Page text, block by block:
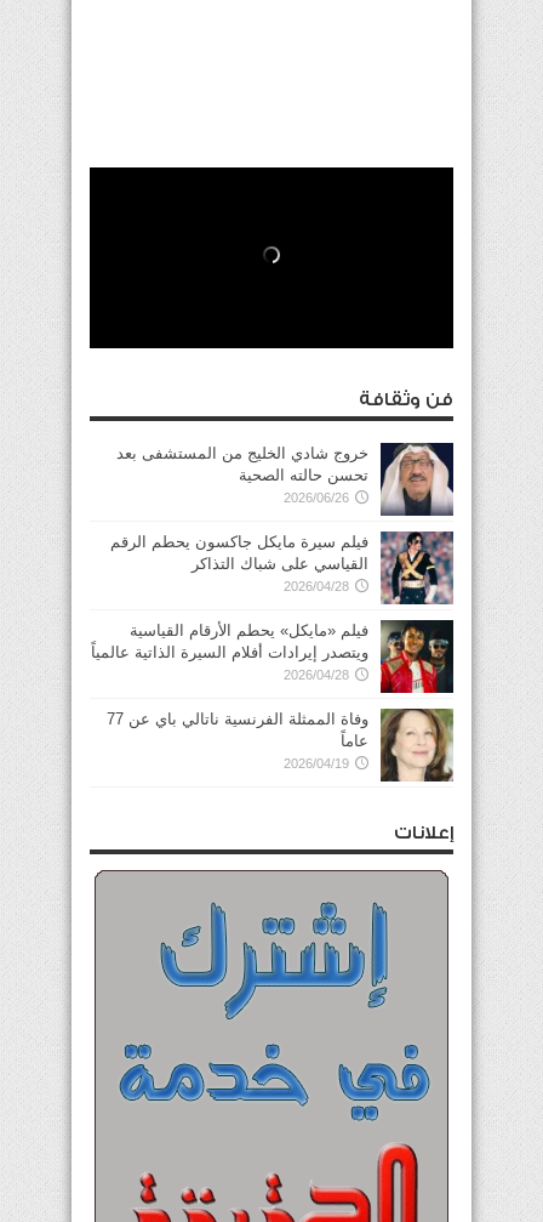
فن وثقافة
خروج شادي الخليج من المستشفى بعد
تحسن حالته الصحية
2026/06/26
فيلم سيرة مايكل جاكسون يحطم الرقم
القياسي على شباك التذاكر
2026/04/28
فيلم «مايكل» يحطم الأرقام القياسية
ويتصدر إيرادات أفلام السيرة الذاتية عالمياً
2026/04/28
وفاة الممثلة الفرنسية ناتالي باي عن 77
عاماً
2026/04/19
إعلانات